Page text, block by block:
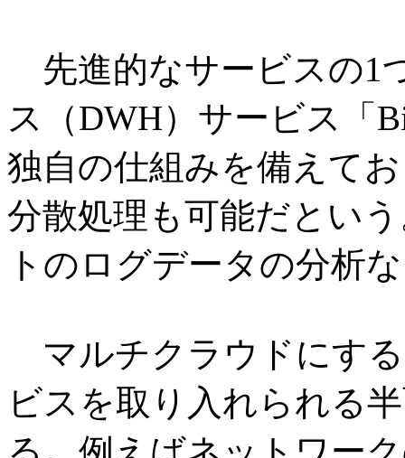
先進的なサービスの1
ス（DWH）サービス「
独自の仕組みを備えて
分散処理も可能だとい
トのログデータの分析
マルチクラウドにす
ビスを取り入れられる